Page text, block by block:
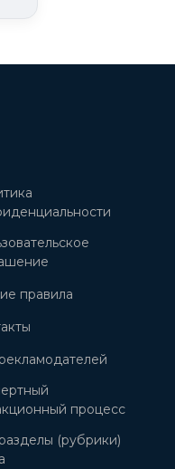
правила
процесс
(рубрики)